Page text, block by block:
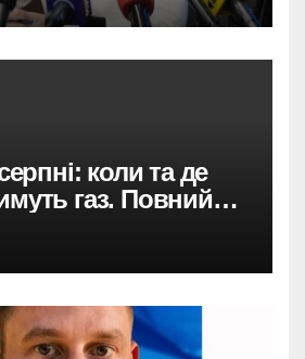
коли та де
газ. Повний
і термінів.